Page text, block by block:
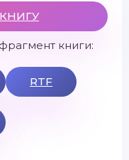
книги:
RTF